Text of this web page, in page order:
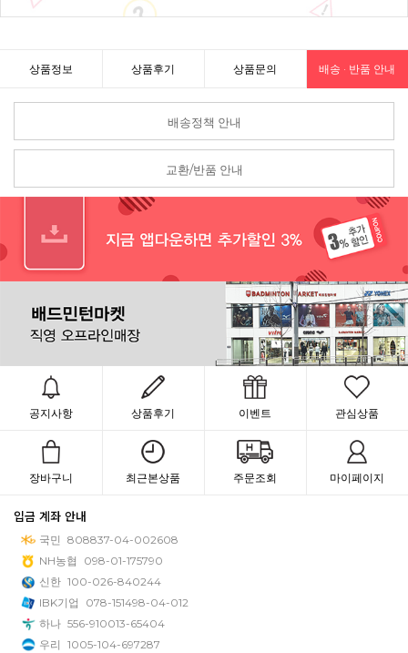
상품정보 상품후기 상품문의 배송 · 반품 안내
배송정책 안내
교환/반품 안내
공지사항 상품후기 이벤트 관심상품
장바구니 최근본상품 주문조회 마이페이지
입금 계좌 안내
국민 808837-04-002608
NH농협
098-01-175790
신한 100-026-840244
IBK기업
078-151498-04-012
하나 556-910013-65404
우리 1005-104-697287